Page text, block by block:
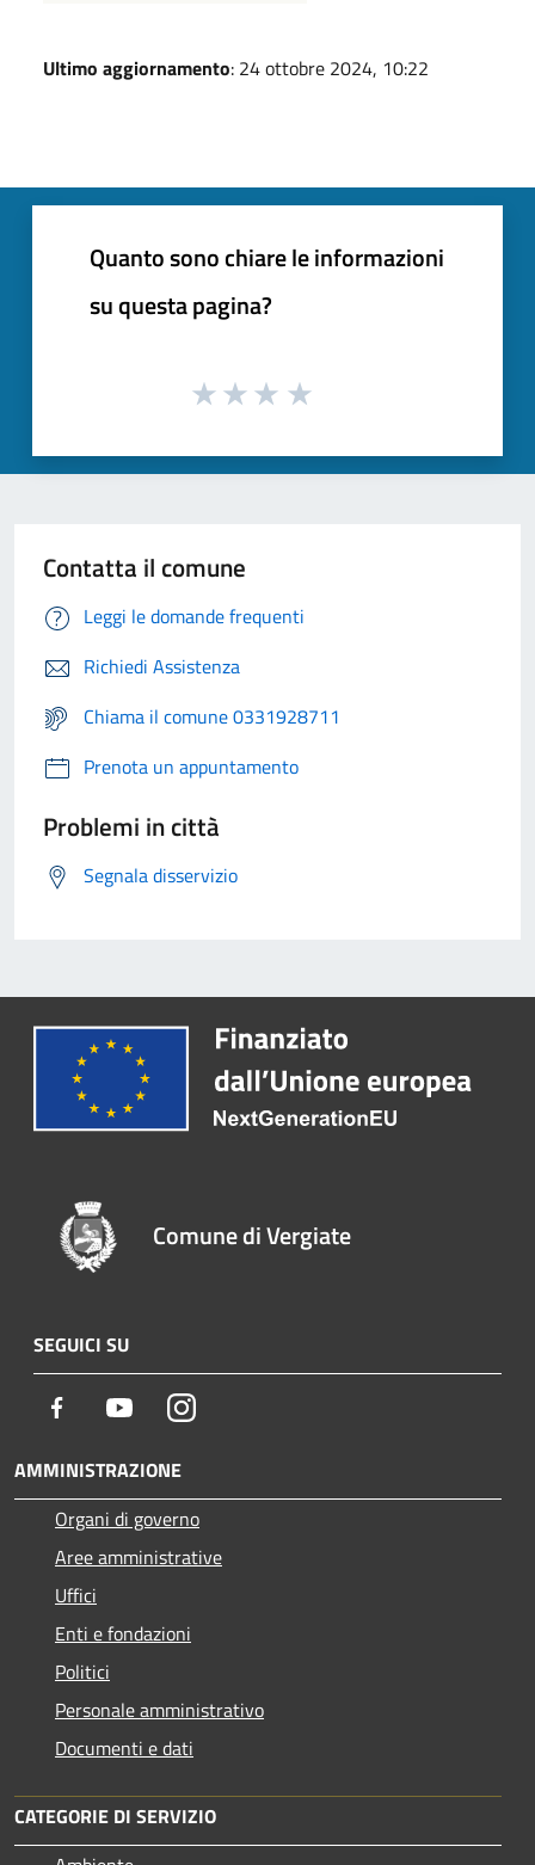
Ultimo aggiornamento: 24 ottobre 2024, 10:22
Quanto sono chiare le informazioni
su questa pagina?
Contatta il comune
Leggi le domande frequenti
Richiedi Assistenza
Chiama il comune 0331928711
Prenota un appuntamento
Problemi in città
Segnala disservizio
Comune di Vergiate
SEGUICI SU
Facebook YoutubeInstagram
AMMINISTRAZIONE
Organi di governo
Aree amministrative
Uffici
Enti e fondazioni
Politici
Personale amministrativo
Documenti e dati
CATEGORIE DI SERVIZIO